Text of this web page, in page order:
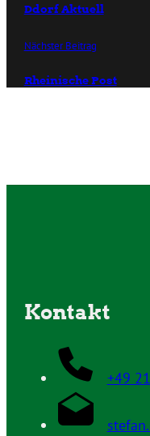
Ddorf Aktuell
Nächster Beitrag
Rheinische Post
Kontakt
+49